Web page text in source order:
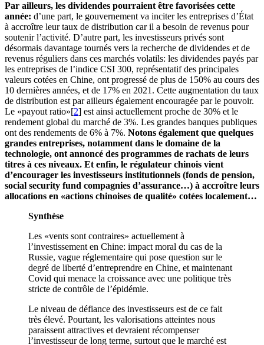
Par ailleurs, les dividendes pourraient être favorisées cette
année: d’une part, le gouvernement va inciter les entreprises d’État
à accroître leur taux de distribution car il a besoin de revenus pour
soutenir l’activité. D’autre part, les investisseurs privés sont
désormais davantage tournés vers la recherche de dividendes et de
revenus réguliers dans ces marchés volatils: les dividendes payés par
les entreprises de l’indice CSI 300, représentatif des principales
valeurs cotées en Chine, ont progressé de plus de 150% au cours des
10 dernières années, et de 17% en 2021. Cette augmentation du taux
de distribution est par ailleurs également encouragée par le pouvoir.
Le «payout ratio»[2] est ainsi actuellement proche de 30% et le
rendement global du marché de 3%. Les grandes banques publiques
ont des rendements de 6% à 7%. Notons également que quelques
grandes entreprises, notamment dans le domaine de la
technologie, ont annoncé des programmes de rachats de leurs
titres à ces niveaux. Et enfin, le régulateur chinois vient
d’encourager les investisseurs institutionnels (fonds de pension,
social security fund compagnies d’assurance…) à accroître leurs
allocations en «actions chinoises de qualité» cotées localement…
Synthèse
Les «vents sont contraires» actuellement à
l’investissement en Chine: impact moral du cas de la
Russie, vague réglementaire qui pose question sur le
degré de liberté d’entreprendre en Chine, et maintenant
Covid qui menace la croissance avec une politique très
stricte de contrôle de l’épidémie.
Le niveau de défiance des investisseurs est de ce fait
très élevé. Pourtant, les valorisations atteintes nous
paraissent attractives et devraient récompenser
l’investisseur de long terme, surtout que le marché est